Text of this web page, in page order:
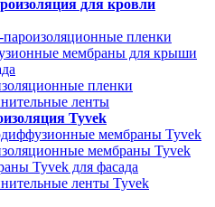
для кровли
пароизоляционные пленки
мембраны для крыши
пленки
ленты
Tyvek
мембраны Tyvek
мембраны Tyvek
Tyvek для фасада
ленты Tyvek